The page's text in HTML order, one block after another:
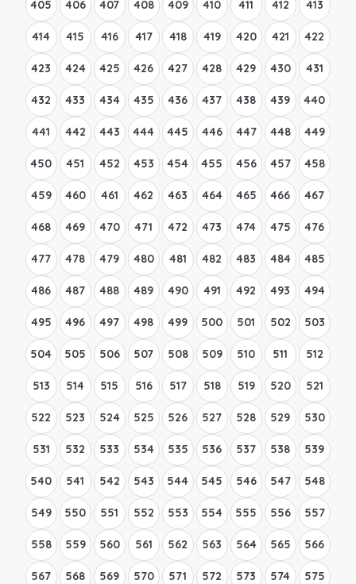
405 406 407 408 409 410 411 412 413
414 415 416 417 418 419 420 421 422
423 424 425 426 427 428 429 430 431
432 433 434 435 436 437 438 439 440
441 442 443 444 445 446 447 448 449
450 451 452 453 454 455 456 457 458
459 460 461 462 463 464 465 466 467
468 469 470 471 472 473 474 475 476
477 478 479 480 481 482 483 484 485
486 487 488 489 490 491 492 493 494
495 496 497 498 499 500 501 502 503
504 505 506 507 508 509 510 511 512
513 514 515 516 517 518 519 520 521
522 523 524 525 526 527 528 529 530
531 532 533 534 535 536 537 538 539
540 541 542 543 544 545 546 547 548
549 550 551 552 553 554 555 556 557
558 559 560 561 562 563 564 565 566
567 568 569 570 571 572 573 574 575